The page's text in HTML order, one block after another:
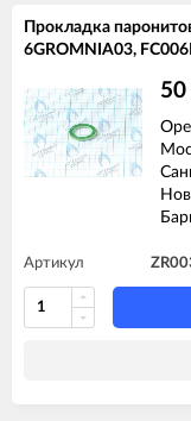
Прокладка
6GROMNIA03,
50
Артикул